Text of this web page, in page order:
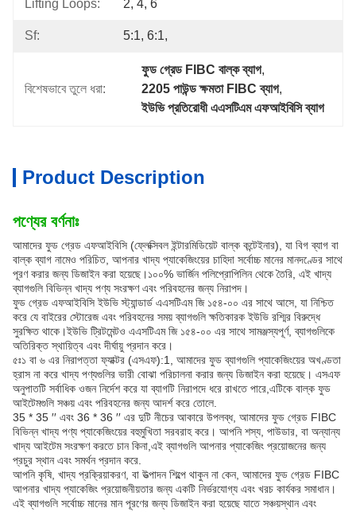
Lifting Loops: 2, 4, 6
Sf: 5:1, 6:1,
বিশেষভাবে তুলে ধরা:
ফুড গ্রেড FIBC বাল্ক ব্যাগ,
2205 পাউন্ড ক্ষমতা FIBC ব্যাগ,
ইউভি প্রতিরোধী এএসটিএম এফআইবিসি ব্যাগ
Product Description
পণ্যের বর্ণনাঃ
আমাদের ফুড গ্রেড এফআইবিসি (ফ্লেক্সিবল ইন্টারমিডিয়েট বাল্ক কন্টেইনার), যা বিগ ব্যাগ বা
বাল্ক ব্যাগ নামেও পরিচিত, আপনার খাদ্য প্যাকেজিংয়ের চাহিদা সর্বোচ্চ মানের মানদণ্ডের সাথে
পূরণ করার জন্য ডিজাইন করা হয়েছে।১০০% ভার্জিন পলিপ্রোপিলিন থেকে তৈরি, এই খাদ্য
ব্যাগগুলি বিভিন্ন খাদ্য পণ্য সংরক্ষণ এবং পরিবহনের জন্য নিরাপদ।
ফুড গ্রেড এফআইবিসি ইউভি স্ট্যান্ডার্ড এএসটিএম জি ১৫৪-০০ এর সাথে আসে, যা নিশ্চিত
করে যে বাইরের স্টোরেজ এবং পরিবহনের সময় ব্যাগগুলি ক্ষতিকারক ইউভি রশ্মির বিরুদ্ধে
সুরক্ষিত থাকে।ইউভি ট্রিটমেন্টও এএসটিএম জি ১৫৪-০০ এর সাথে সামঞ্জস্যপূর্ণ, ব্যাগগুলিকে
অতিরিক্ত স্থায়িত্ব এবং দীর্ঘায়ু প্রদান করে।
৫ঃ১ বা ৬ এর নিরাপত্তা ফ্যাক্টর (এসএফ):1, আমাদের ফুড ব্যাগগুলি প্যাকেজিংয়ের অখণ্ডতা
হ্রাস না করে খাদ্য পণ্যগুলির ভারী বোঝা পরিচালনা করার জন্য ডিজাইন করা হয়েছে। এসএফ
অনুপাতটি সর্বাধিক ওজন নির্দেশ করে যা ব্যাগটি নিরাপদে ধরে রাখতে পারে,এটিকে বাল্ক ফুড
আইটেমগুলি সঞ্চয় এবং পরিবহনের জন্য আদর্শ করে তোলে.
35 * 35 ′′ এবং 36 * 36 ′′ এর দুটি নীচের আকারে উপলব্ধ, আমাদের ফুড গ্রেড FIBC
বিভিন্ন খাদ্য পণ্য প্যাকেজিংয়ের বহুমুখিতা সরবরাহ করে। আপনি শস্য, পাউডার, বা অন্যান্য
খাদ্য আইটেম সংরক্ষণ করতে চান কিনা,এই ব্যাগগুলি আপনার প্যাকেজিং প্রয়োজনের জন্য
প্রচুর স্থান এবং সমর্থন প্রদান করে.
আপনি কৃষি, খাদ্য প্রক্রিয়াকরণ, বা উত্পাদন শিল্পে থাকুন না কেন, আমাদের ফুড গ্রেড FIBC
আপনার খাদ্য প্যাকেজিং প্রয়োজনীয়তার জন্য একটি নির্ভরযোগ্য এবং খরচ কার্যকর সমাধান।
এই ব্যাগগুলি সর্বোচ্চ মানের মান পূরণের জন্য ডিজাইন করা হয়েছে যাতে সঞ্চয়স্থান এবং